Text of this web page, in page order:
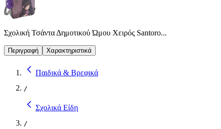
Σχολική Τσάντα Δημοτικού Ώμου Χειρός Santoro...
Περιγραφή Χαρακτηριστικά
Παιδικά & Βρεφικά
/
Σχολικά Είδη
/